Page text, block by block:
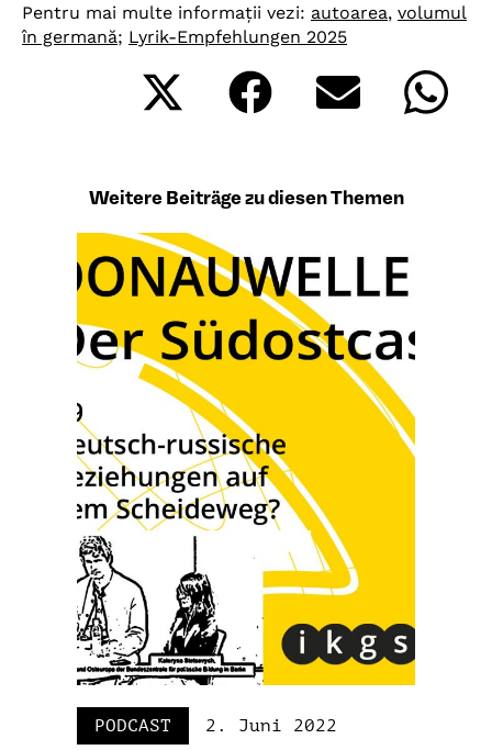
Spiegelungen
Pentru mai multe informații vezi: autoarea, volumul
în germană; Lyrik-Empfehlungen 2025
Share
Share
on
Share
on
on
Weitere Beiträge zu diesen Themen
PODCAST 2. Juni 2022